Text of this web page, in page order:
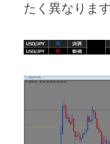
たく異なりま